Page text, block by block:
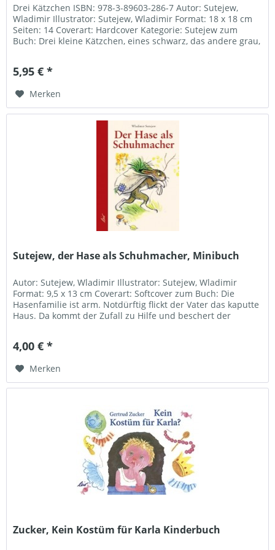
Drei Kätzchen ISBN: 978-3-89603-286-7 Autor: Sutejew,
Wladimir Illustrator: Sutejew, Wladimir Format: 18 x 18 cm
Seiten: 14 Coverart: Hardcover Kategorie: Sutejew zum
Buch: Drei kleine Kätzchen, eines schwarz, das andere grau,
5,95 € *
Merken
Sutejew, der Hase als Schuhmacher, Minibuch
Autor: Sutejew, Wladimir Illustrator: Sutejew, Wladimir
Format: 9,5 x 13 cm Coverart: Softcover zum Buch: Die
Hasenfamilie ist arm. Notdürftig flickt der Vater das kaputte
Haus. Da kommt der Zufall zu Hilfe und beschert der
4,00 € *
Merken
Zucker, Kein Kostüm für Karla Kinderbuch